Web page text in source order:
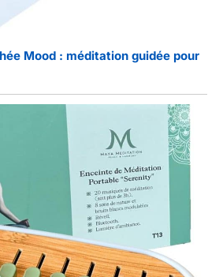
Mood : méditation guidée pour